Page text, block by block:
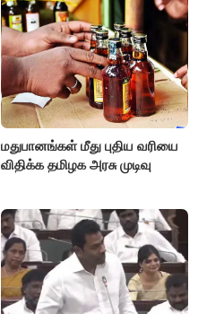
மதுபானங்கள் மீது புதிய வரியை
விதிக்க தமிழக அரசு முடிவு